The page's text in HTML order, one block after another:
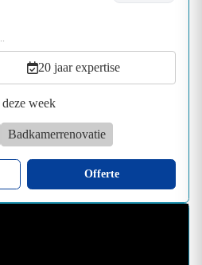
20 jaar expertise
week
Badkamerrenovatie
Offerte